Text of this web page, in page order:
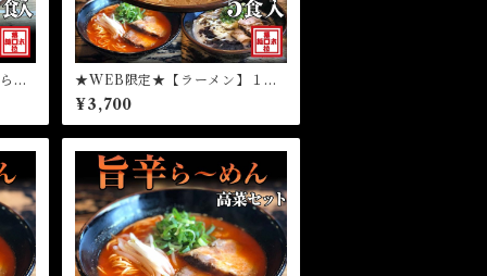
～
★WEB限定★【ラーメン】１食
入りら～めん幕末よくばり食べ比
べ5種セット（冷凍）
¥3,700